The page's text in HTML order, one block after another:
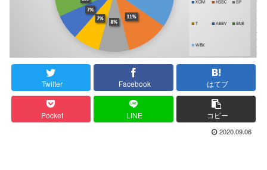
Twitter Facebook はてブ
Pocket LINE コピー
2020.09.06